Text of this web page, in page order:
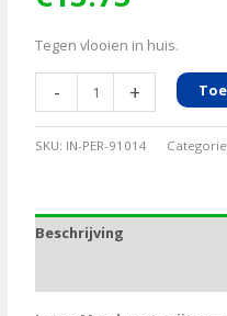
Tegen vlooien in huis.
-
en
aantal
+
SKU: IN-PER-91014
Beschrijving